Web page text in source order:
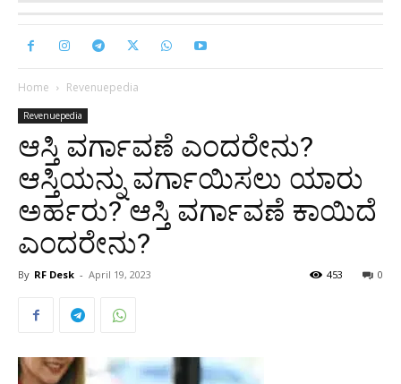
Home Revenuepedia
Revenuepedia
ಆಸ್ತಿ ವರ್ಗಾವಣೆ ಎಂದರೇನು?
ಆಸ್ತಿಯನ್ನು ವರ್ಗಾಯಿಸಲು ಯಾರು
ಅರ್ಹರು? ಆಸ್ತಿ ವರ್ಗಾವಣೆ ಕಾಯಿದೆ
ಎಂದರೇನು?
By RF Desk - April 19, 2023 0
453